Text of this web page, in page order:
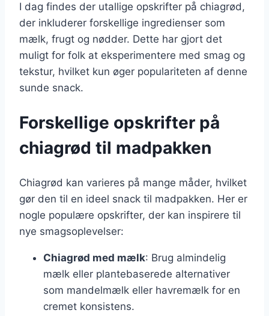
I dag findes der utallige opskrifter på chiagrød,
der inkluderer forskellige ingredienser som
mælk, frugt og nødder. Dette har gjort det
muligt for folk at eksperimentere med smag og
tekstur, hvilket kun øger populariteten af denne
sunde snack.
Forskellige opskrifter på
chiagrød til madpakken
Chiagrød kan varieres på mange måder, hvilket
gør den til en ideel snack til madpakken. Her er
nogle populære opskrifter, der kan inspirere til
nye smagsoplevelser:
Chiagrød med mælk: Brug almindelig
mælk eller plantebaserede alternativer
som mandelmælk eller havremælk for en
cremet konsistens.